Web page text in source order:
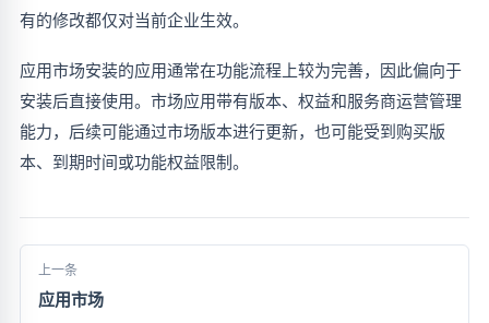
有的修改都仅对当前企业生效。
应用市场安装的应用通常在功能流程上较为完善，因此偏向于
安装后直接使用。市场应用带有版本、权益和服务商运营管理
能力，后续可能通过市场版本进行更新，也可能受到购买版
本、到期时间或功能权益限制。
上一条
应用市场